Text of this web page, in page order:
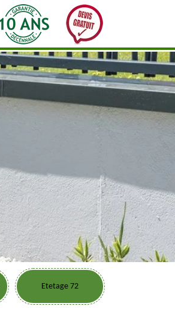
Etetage 72